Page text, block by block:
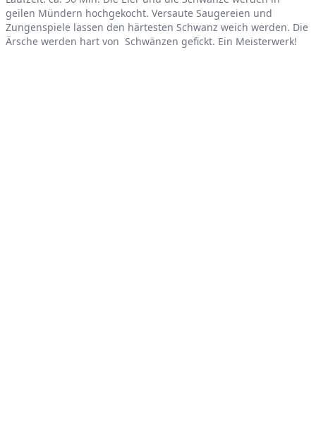
geilen Mündern hochgekocht. Versaute Saugereien und
Zungenspiele lassen den härtesten Schwanz weich werden. Die
Ärsche werden hart von Schwänzen gefickt. Ein Meisterwerk!